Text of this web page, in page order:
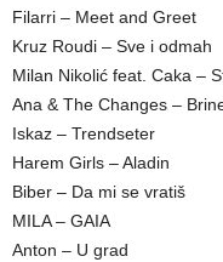
Filarri – Meet and Greet
Kruz Roudi – Sve i odmah
Milan Nikolić feat. Caka –
Ana & The Changes –
Iskaz – Trendseter
Harem Girls – Aladin
Biber – Da mi se vratiš
MILA – GAIA
Anton – U grad